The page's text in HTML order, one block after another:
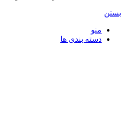
بستن
منو
دسته بندی ها